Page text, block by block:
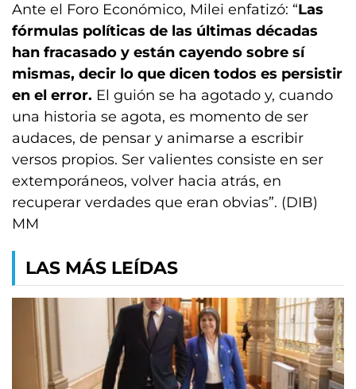
Ante el Foro Económico, Milei enfatizó: “Las
fórmulas políticas de las últimas décadas
han fracasado y están cayendo sobre sí
mismas, decir lo que dicen todos es persistir
en el error. El guión se ha agotado y, cuando
una historia se agota, es momento de ser
audaces, de pensar y animarse a escribir
versos propios. Ser valientes consiste en ser
extemporáneos, volver hacia atrás, en
recuperar verdades que eran obvias”. (DIB)
MM
LAS MÁS LEÍDAS